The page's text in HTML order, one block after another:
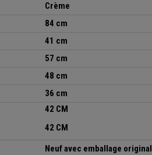
Crème
84 cm
41 cm
57 cm
48 cm
36 cm
42 CM
42 CM
Neuf avec emballage original